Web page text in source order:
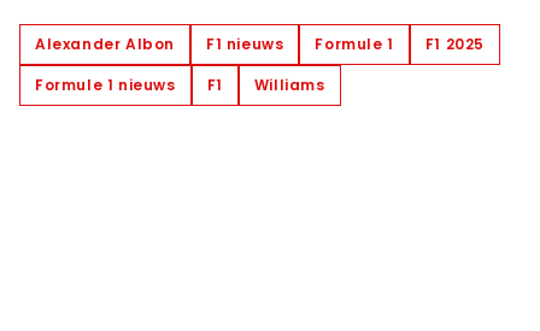
Alexander Albon F1 nieuws Formule 1
F1 2025
Formule 1 nieuws
F1 Williams